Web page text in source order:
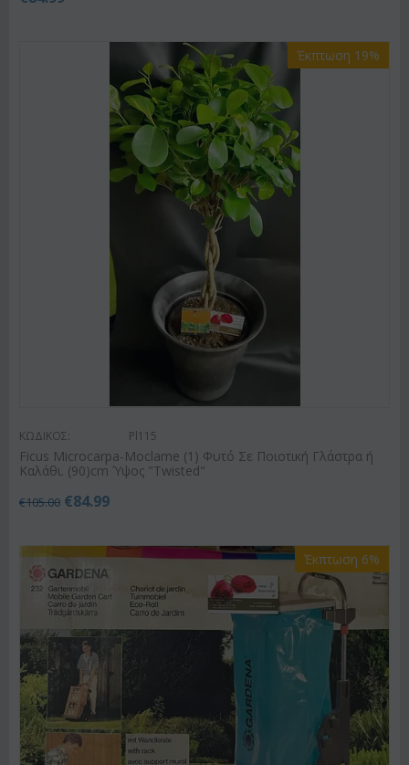
Έκπτωση 19%
ΚΩΔΙΚΟΣ: Pl115
Ficus Microcarpa-Moclame (1) Φυτό Σε Ποιοτική Γλάστρα ή
Καλάθι. (90)cm Ύψος "Twisted"
€105.00 €84.99
Έκπτωση 6%